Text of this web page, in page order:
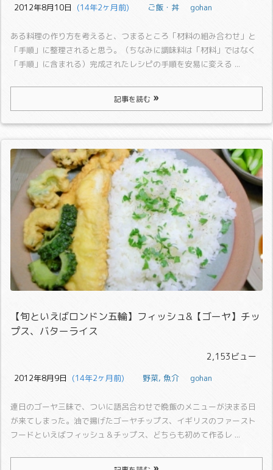
2012年8月10日
  (14年2ヶ月前)
ご飯・丼 gohan
ある料理の作り方を考えると、つまるところ「材料の組み合わせ」と
「手順」に整理されると思う。（ちなみに調味料は「材料」ではなく
「手順」に含まれる） 完成されたレシピの手順を安易に変える ...
記事を読む
【旬といえばロンドン五輪】フィッシュ&【ゴーヤ】チッ
プス、バターライス
2,153ビュー
2012年8月9日
  (14年2ヶ月前)
野菜, 魚介 gohan
連日のゴーヤ三昧で、ついに語呂合わせで晩飯のメニューが決まる日
が来てしまった。 油で揚げたゴーヤチップス、イギリスのファースト
フードといえばフィッシュ＆チップス、どちらも初めて作るレ ...